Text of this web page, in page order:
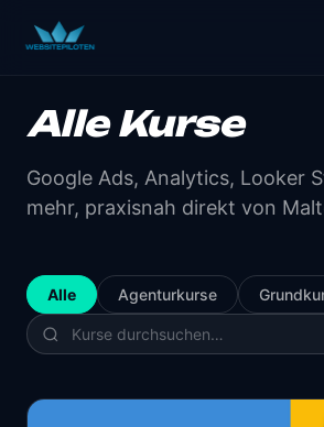
Alle Kurse
Google Ads, Analytics, Looker
mehr, praxisnah direkt von
Alle Agenturkurse